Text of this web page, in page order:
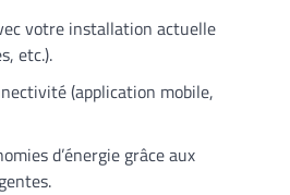
votre installation actuelle
etc.).
(application mobile,
d’énergie grâce aux